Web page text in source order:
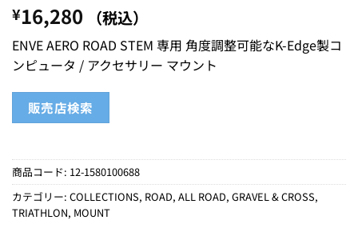
¥16,280 （税込）
ENVE AERO ROAD STEM 専用 角度調整可能なK-Edge製コ
ンピュータ / アクセサリー マウント
販売店検索
商品コード: 12-1580100688
カテゴリー: COLLECTIONS, ROAD, ALL ROAD, GRAVEL & CROSS,
TRIATHLON, MOUNT